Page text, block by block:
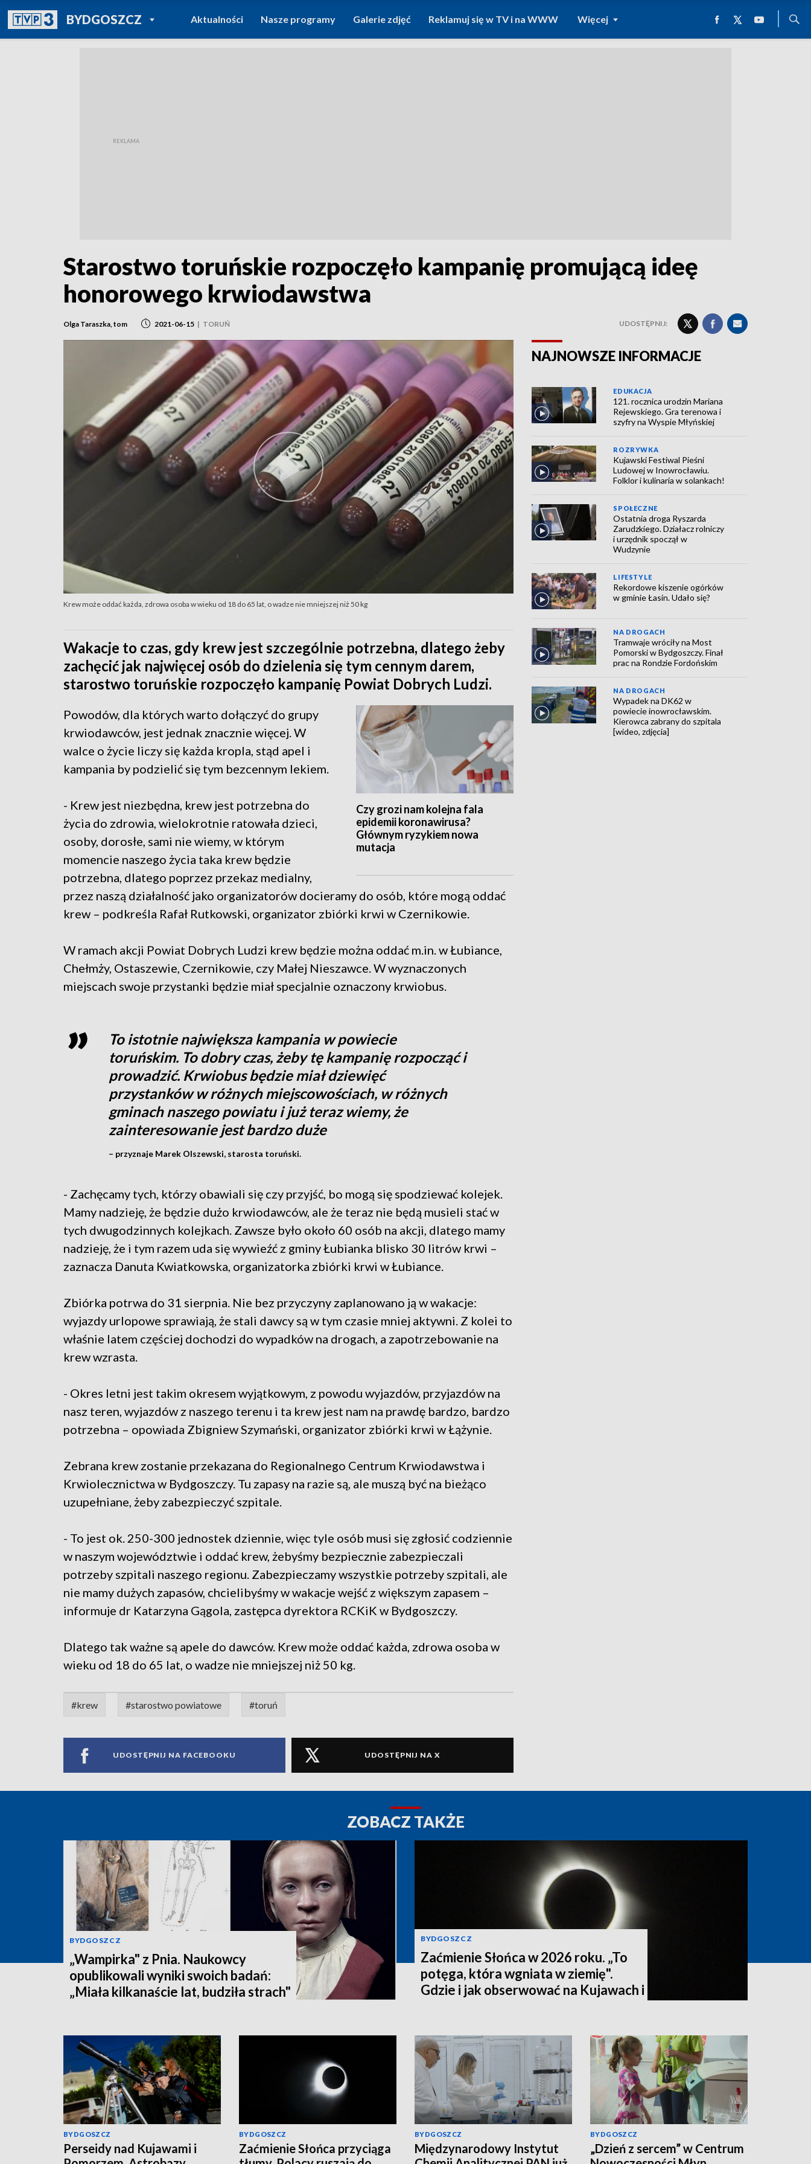
BYDGOSZCZPOWRÓT DO
TVP REGIONY
Aktualności Nasze programy Galerie zdjęć Reklamuj się w TV i na WWW Więcej
Starostwo toruńskie rozpoczęło kampanię promującą ideę
honorowego krwiodawstwa
Olga Taraszka, tom 2021-06-15 | TORUŃ UDOSTĘPNIJ:
Krew może oddać każda, zdrowa osoba w wieku od 18 do 65 lat, o wadze nie mniejszej niż 50 kg
Wakacje to czas, gdy krew jest szczególnie potrzebna, dlatego żeby
zachęcić jak najwięcej osób do dzielenia się tym cennym darem,
starostwo toruńskie rozpoczęło kampanię Powiat Dobrych Ludzi.
Czy grozi nam kolejna fala
epidemii koronawirusa?
Głównym ryzykiem nowa
mutacja
Powodów, dla których warto dołączyć do grupy
krwiodawców, jest jednak znacznie więcej. W
walce o życie liczy się każda kropla, stąd apel i
kampania by podzielić się tym bezcennym lekiem.
- Krew jest niezbędna, krew jest potrzebna do
życia do zdrowia, wielokrotnie ratowała dzieci,
osoby, dorosłe, sami nie wiemy, w którym
momencie naszego życia taka krew będzie
potrzebna, dlatego poprzez przekaz medialny,
przez naszą działalność jako organizatorów docieramy do osób, które mogą oddać
krew – podkreśla Rafał Rutkowski, organizator zbiórki krwi w Czernikowie.
W ramach akcji Powiat Dobrych Ludzi krew będzie można oddać m.in. w Łubiance,
Chełmży, Ostaszewie, Czernikowie, czy Małej Nieszawce. W wyznaczonych
miejscach swoje przystanki będzie miał specjalnie oznaczony krwiobus.
To istotnie największa kampania w powiecie
toruńskim. To dobry czas, żeby tę kampanię rozpocząć i
prowadzić. Krwiobus będzie miał dziewięć
przystanków w różnych miejscowościach, w różnych
gminach naszego powiatu i już teraz wiemy, że
zainteresowanie jest bardzo duże
– przyznaje Marek Olszewski, starosta toruński.
- Zachęcamy tych, którzy obawiali się czy przyjść, bo mogą się spodziewać kolejek.
Mamy nadzieję, że będzie dużo krwiodawców, ale że teraz nie będą musieli stać w
tych dwugodzinnych kolejkach. Zawsze było około 60 osób na akcji, dlatego mamy
nadzieję, że i tym razem uda się wywieźć z gminy Łubianka blisko 30 litrów krwi –
zaznacza Danuta Kwiatkowska, organizatorka zbiórki krwi w Łubiance.
Zbiórka potrwa do 31 sierpnia. Nie bez przyczyny zaplanowano ją w wakacje:
wyjazdy urlopowe sprawiają, że stali dawcy są w tym czasie mniej aktywni. Z kolei to
właśnie latem częściej dochodzi do wypadków na drogach, a zapotrzebowanie na
krew wzrasta.
- Okres letni jest takim okresem wyjątkowym, z powodu wyjazdów, przyjazdów na
nasz teren, wyjazdów z naszego terenu i ta krew jest nam na prawdę bardzo, bardzo
potrzebna – opowiada Zbigniew Szymański, organizator zbiórki krwi w Łążynie.
Zebrana krew zostanie przekazana do Regionalnego Centrum Krwiodawstwa i
Krwiolecznictwa w Bydgoszczy. Tu zapasy na razie są, ale muszą być na bieżąco
uzupełniane, żeby zabezpieczyć szpitale.
- To jest ok. 250-300 jednostek dziennie, więc tyle osób musi się zgłosić codziennie
w naszym województwie i oddać krew, żebyśmy bezpiecznie zabezpieczali
potrzeby szpitali naszego regionu. Zabezpieczamy wszystkie potrzeby szpitali, ale
nie mamy dużych zapasów, chcielibyśmy w wakacje wejść z większym zapasem –
informuje dr Katarzyna Gągola, zastępca dyrektora RCKiK w Bydgoszczy.
Dlatego tak ważne są apele do dawców. Krew może oddać każda, zdrowa osoba w
wieku od 18 do 65 lat, o wadze nie mniejszej niż 50 kg.
#krew #starostwo powiatowe #toruń
UDOSTĘPNIJ NA FACEBOOKU UDOSTĘPNIJ NA X
NAJNOWSZE INFORMACJE
EDUKACJA
121. rocznica urodzin Mariana
Rejewskiego. Gra terenowa i
szyfry na Wyspie Młyńskiej
ROZRYWKA
Kujawski Festiwal Pieśni
Ludowej w Inowrocławiu.
Folklor i kulinaria w solankach!
SPOŁECZNE
Ostatnia droga Ryszarda
Zarudzkiego. Działacz rolniczy
i urzędnik spoczął w
Wudzynie
LIFESTYLE
Rekordowe kiszenie ogórków
w gminie Łasin. Udało się?
NA DROGACH
Tramwaje wróciły na Most
Pomorski w Bydgoszczy. Finał
prac na Rondzie Fordońskim
NA DROGACH
Wypadek na DK62 w
powiecie inowrocławskim.
Kierowca zabrany do szpitala
[wideo, zdjęcia]
ZOBACZ TAKŻE
BYDGOSZCZ
„Wampirka" z Pnia. Naukowcy
opublikowali wyniki swoich badań:
„Miała kilkanaście lat, budziła strach"
BYDGOSZCZ
Zaćmienie Słońca w 2026 roku. „To
potęga, która wgniata w ziemię".
Gdzie i jak obserwować na Kujawach i
BYDGOSZCZ
Perseidy nad Kujawami i
BYDGOSZCZ
Zaćmienie Słońca przyciąga
BYDGOSZCZ
Międzynarodowy Instytut
BYDGOSZCZ
„Dzień z sercem” w Centrum